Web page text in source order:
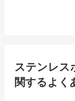
ステンレス
関するよく